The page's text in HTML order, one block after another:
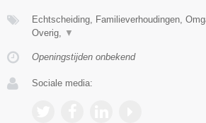
Echtscheiding, Familieverhoudingen,
Overig, ▼
Openingstijden onbekend
Sociale media: